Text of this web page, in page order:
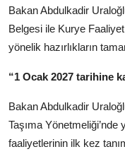
Bakan Abdulkadir
Belgesi ile Kurye
yönelik hazırlıkların
“1 Ocak 2027 tarihine
Bakan Abdulkadir
Taşıma
faaliyetlerinin ilk kez